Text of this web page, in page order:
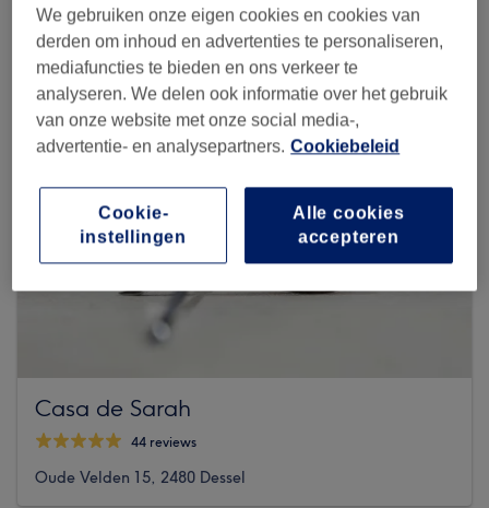
Casa de Sarah
44 reviews
Oude Velden 15, 2480 Dessel
We gebruiken onze eigen cookies en cookies van
derden om inhoud en advertenties te personaliseren,
mediafuncties te bieden en ons verkeer te
analyseren. We delen ook informatie over het gebruik
van onze website met onze social media-,
advertentie- en analysepartners. Cookiebeleid
Alle cookies
accepteren
Cookie-
instellingen